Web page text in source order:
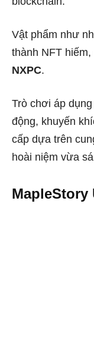
Vật phẩm như
thành NFT
NXPC.
Trò chơi áp
động, khuyến
cấp dựa trên
hoài niệm vừa
MapleStory